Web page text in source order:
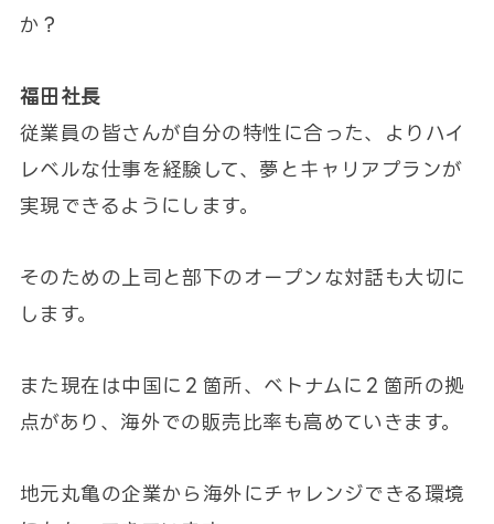
か？
福田社長
従業員の皆さんが自分の特性に合った、よりハイ
レベルな仕事を経験して、夢とキャリアプランが
実現できるようにします。
そのための上司と部下のオープンな対話も大切に
します。
また現在は中国に２箇所、ベトナムに２箇所の拠
点があり、海外での販売比率も高めていきます。
地元丸亀の企業から海外にチャレンジできる環境